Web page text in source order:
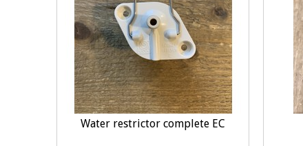
Water restrictor complete EC